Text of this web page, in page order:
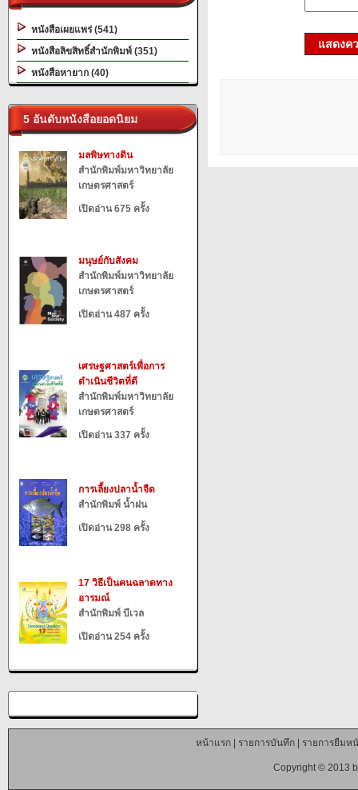
หนังสือเผยแพร่ (541)
หนังสือลิขสิทธิ์สำนักพิมพ์ (351)
หนังสือหายาก (40)
5 อันดับหนังสือยอดนิยม
มลพิษทางดิน
สำนักพิมพ์มหาวิทยาลัย
เกษตรศาสตร์
เปิดอ่าน 675 ครั้ง
มนุษย์กับสังคม
สำนักพิมพ์มหาวิทยาลัย
เกษตรศาสตร์
เปิดอ่าน 487 ครั้ง
เศรษฐศาสตร์เพื่อการ
ดำเนินชีวิตที่ดี
สำนักพิมพ์มหาวิทยาลัย
เกษตรศาสตร์
เปิดอ่าน 337 ครั้ง
การเลี้ยงปลาน้ำจืด
สำนักพิมพ์ น้ำฝน
เปิดอ่าน 298 ครั้ง
17 วิธีเป็นคนฉลาดทาง
อารมณ์
สำนักพิมพ์ บีเวล
เปิดอ่าน 254 ครั้ง
แสดงค
หน้าแรก| รายการบันทึก| รายการยืมห
Copyright © 2013